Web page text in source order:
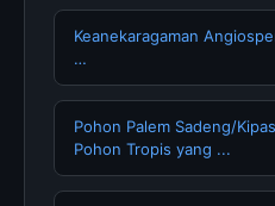
Keanekaragaman
…
Pohon Palem Sadeng/
Pohon Tropis yang ...